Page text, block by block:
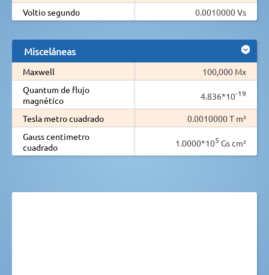
Voltio segundo
0.0010000 Vs
Misceláneas
Maxwell
100,000 Mx
Quantum de flujo
magnético
4.836*10-19
Tesla metro cuadrado
0.0010000 T m²
Gauss centimetro
cuadrado
1.0000*105 Gs cm²